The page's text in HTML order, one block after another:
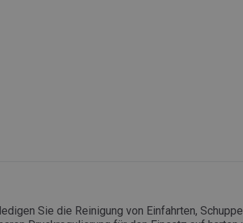
Sie die Reinigung von Einfahrten,